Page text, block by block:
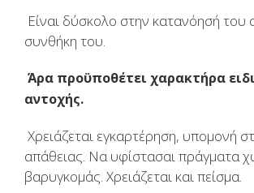
Είναι δύσκολο στην κατανόησή του
συνθήκη του.
Άρα προϋποθέτει χαρακτήρα
αντοχής.
Χρειάζεται εγκαρτέρηση, υπομονή
απάθειας. Να υφίστασαι πράγματα
βαρυγκομάς. Χρειάζεται και πείσμα.